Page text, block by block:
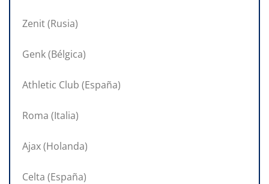
Zenit (Rusia)
Genk (Bélgica)
Athletic Club (España)
Roma (Italia)
Ajax (Holanda)
Celta (España)